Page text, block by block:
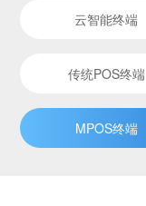
云智能终端
传统POS终端
MPOS终端